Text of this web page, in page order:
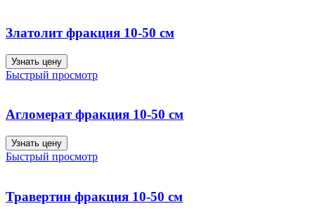
Златолит фракция 10-50 см
Узнать цену
Быстрый просмотр
Агломерат фракция 10-50 см
Узнать цену
Быстрый просмотр
Травертин фракция 10-50 см